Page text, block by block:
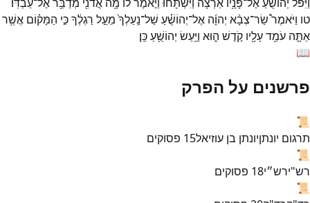
טו וַיֹּאמֶר֩ שַׂר־צְבָ֨א יְהוָ֜ה אֶל־יְהוֹשֻׁ֗עַ שַׁל־נַֽעַלְךָ֙ מֵעַ֣ל רַגְלֶ֔ךָכִּ֣י הַמָּק֗וֹם אֲשֶׁ֥ר
אַתָּ֛ה עֹמֵ֥דעָלָ֖יו קֹ֣דֶשׁ ה֑וּא וַיַּ֥עַשׂ יְהוֹשֻׁ֖עַכֵּֽן׃
📖
פרשנים על הפרק
📜
תרגום יונתןיונתן בן עוזיאל15 פסוקים
📜
רש"ירש״י18 פסוקים
📜